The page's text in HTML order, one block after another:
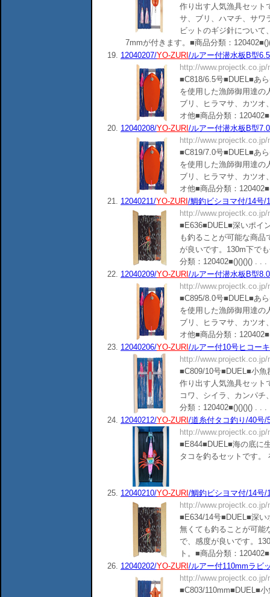
作り出す人気漁具セット
サ、ブリ、ハマチ、サワ
ビットのギジ針につい
7mmが付きます。■商品分類：
19. 12040207/YO-ZURI /ルアー付潜水板B型
http://
■C818/6.5号■DUEL■あ
を使用した漁師御用達の
ブリ、ヒラマサ、カツオ
オ他■商品分類：
20. 12040208/YO-ZURI /ルアー付潜水板B型
http://
■C819/7.0号■DUEL■あ
を使用した漁師御用達の
ブリ、ヒラマサ、カツオ
オ他■商品分類：
21. 12040211/YO-ZURI /鯛釣ビシヨマ付/14号/
http://
■E636■DUEL■深いポイ
も釣ることが可能な商品
が良いです。130m下で
分類：120402■()()()() . . .
22. 12040209/YO-ZURI /ルアー付潜水板B型
http://
■C895/8.0号■DUEL■あ
を使用した漁師御用達の
ブリ、ヒラマサ、カツオ
オ他■商品分類：
23. 12040206/YO-ZURI /ルアー付10号ヒコー
http://
■C809/10号■DUEL■小
作り出す人気漁具セット
コワ、シイラ、カンパ
分類：120402■()()()() . . .
24. 12040212/YO-ZURI /道糸付タコ釣り/40号/
http://
■E844■DUEL■海の底に
タコを釣るセットです。
25. 12040210/YO-ZURI /鯛釣ビシヨマ付/14号/
http://
■E634/14号■DUEL■深い
無くても釣ることが可能
で、感度が良いです。
ト。■商品分類：
26. 12040202/YO-ZURI /ルアー付110mmラビ
http://
■C803/110mm■DUEL■